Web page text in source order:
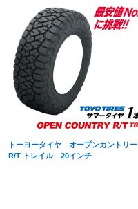
トーヨータイヤ オープンカントリー
R/T トレイル 20インチ